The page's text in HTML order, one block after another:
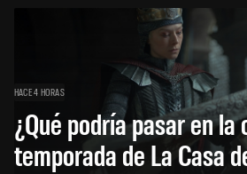
HACE 4 HORAS
¿Qué podría pasar en la
temporada de La Casa